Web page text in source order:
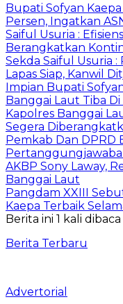
Bupati Sofyan
Persen, Ingatkan
Saiful Usuria :
Berangkatkan
Sekda Saiful Usuria
Lapas Siap, Kanwil
Impian Bupati
Banggai Laut Tiba
Kapolres Banggai
Segera
Pemkab Dan DPRD
AKBP Sony Laway,
Banggai Laut
Pangdam XXIII
Kaepa Terbaik
Berita ini 1 kali dibaca
Berita Terbaru
Advertorial